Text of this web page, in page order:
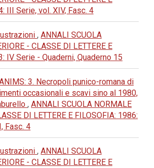
III Serie, vol. XIV, Fasc. 4
, ANNALI SCUOLA
- CLASSE DI LETTERE E
IV Serie - Quaderni, Quaderno 15
3. Necropoli punico-romana di
occasionali e scavi sino al 1980,
, ANNALI SCUOLA NORMALE
DI LETTERE E FILOSOFIA: 1986:
Fasc. 4
, ANNALI SCUOLA
- CLASSE DI LETTERE E